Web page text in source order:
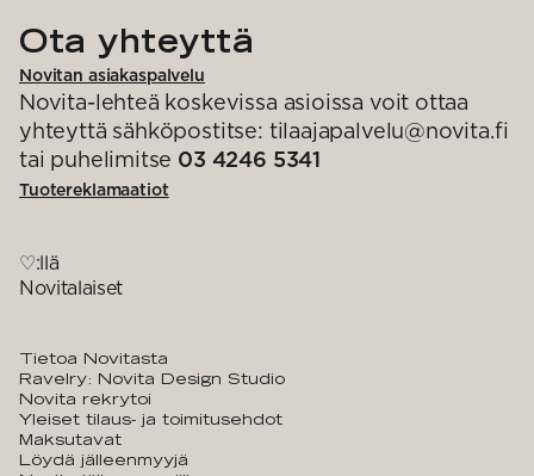
Ota yhteyttä
Novitan asiakaspalvelu
Novita-lehteä koskevissa asioissa voit ottaa
yhteyttä sähköpostitse: tilaajapalvelu@novita.fi
tai puhelimitse 03 4246 5341
Tuotereklamaatiot
♡:llä
Novitalaiset
Tietoa Novitasta
Ravelry: Novita Design Studio
Novita rekrytoi
Yleiset tilaus- ja toimitusehdot
Maksutavat
Löydä jälleenmyyjä